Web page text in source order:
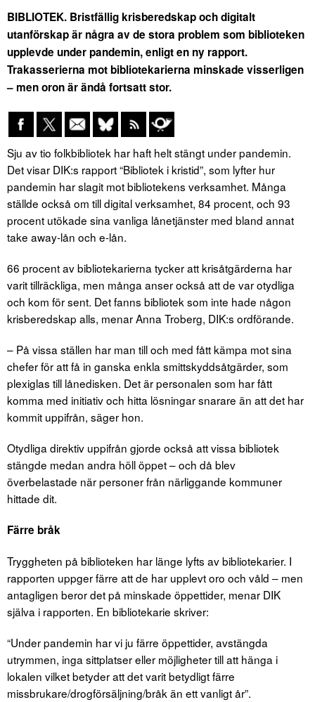
BIBLIOTEK. Bristfällig krisberedskap och digitalt
utanförskap är några av de stora problem som biblioteken
upplevde under pandemin, enligt en ny rapport.
Trakasserierna mot bibliotekarierna minskade visserligen
– men oron är ändå fortsatt stor.
Sju av tio folkbibliotek har haft helt stängt under pandemin.
Det visar DIK:s rapport “Bibliotek i kristid”, som lyfter hur
pandemin har slagit mot bibliotekens verksamhet. Många
ställde också om till digital verksamhet, 84 procent, och 93
procent utökade sina vanliga lånetjänster med bland annat
take away-lån och e-lån.
66 procent av bibliotekarierna tycker att krisåtgärderna har
varit tillräckliga, men många anser också att de var otydliga
och kom för sent. Det fanns bibliotek som inte hade någon
krisberedskap alls, menar Anna Troberg, DIK:s ordförande.
– På vissa ställen har man till och med fått kämpa mot sina
chefer för att få in ganska enkla smittskyddsåtgärder, som
plexiglas till lånedisken. Det är personalen som har fått
komma med initiativ och hitta lösningar snarare än att det har
kommit uppifrån, säger hon.
Otydliga direktiv uppifrån gjorde också att vissa bibliotek
stängde medan andra höll öppet – och då blev
överbelastade när personer från närliggande kommuner
hittade dit.
Färre bråk
Tryggheten på biblioteken har länge lyfts av bibliotekarier. I
rapporten uppger färre att de har upplevt oro och våld – men
antagligen beror det på minskade öppettider, menar DIK
själva i rapporten. En bibliotekarie skriver:
“Under pandemin har vi ju färre öppettider, avstängda
utrymmen, inga sittplatser eller möjligheter till att hänga i
lokalen vilket betyder att det varit betydligt färre
missbrukare/drogförsäljning/bråk än ett vanligt år”.